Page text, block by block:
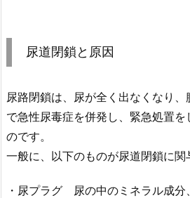
尿道閉鎖と原因
尿路閉鎖は、尿が全く出なくなり、
で急性尿毒症を併発し、緊急処置を
のです。
一般に、以下のものが尿道閉鎖に関
・尿プラグ 尿の中のミネラル成分